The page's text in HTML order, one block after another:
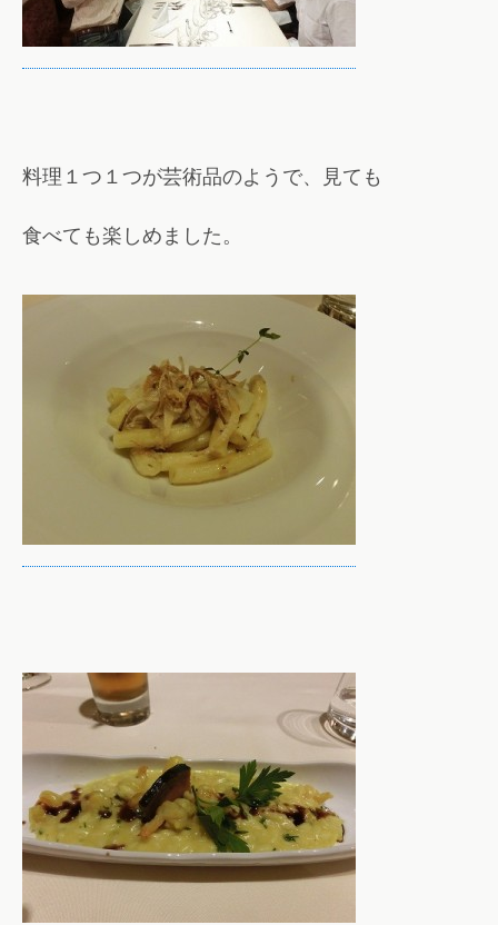
料理１つ１つが芸術品のようで、見ても
食べても楽しめました。